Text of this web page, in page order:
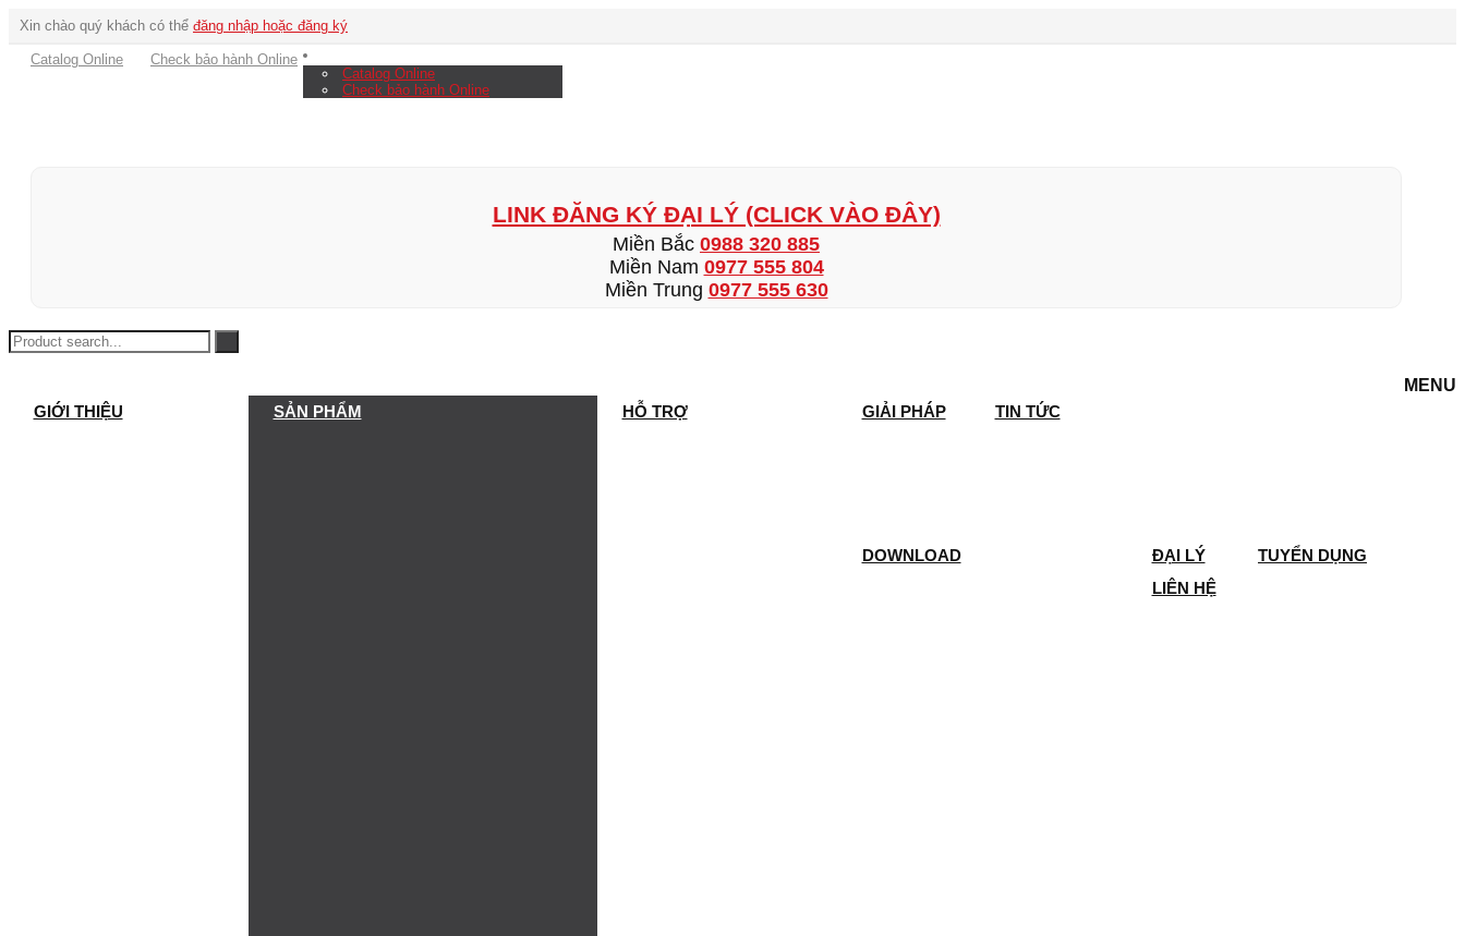
Xin chào quý khách có thể đăng nhập hoặc đăng ký
Catalog Online
Check bảo hành Online
Catalog Online
Check bảo hành Online
LINK ĐĂNG KÝ ĐẠI LÝ (CLICK VÀO ĐÂY)
Miền Bắc 0988 320 885
Miền Nam 0977 555 804
Miền Trung 0977 555 630
MENU
GIỚI THIỆU
SẢN PHẨM HỖ TRỢ GIẢI PHÁP TIN TỨC
DOWNLOAD ĐẠI LÝ
TUYỂN DỤNG
LIÊN HỆ